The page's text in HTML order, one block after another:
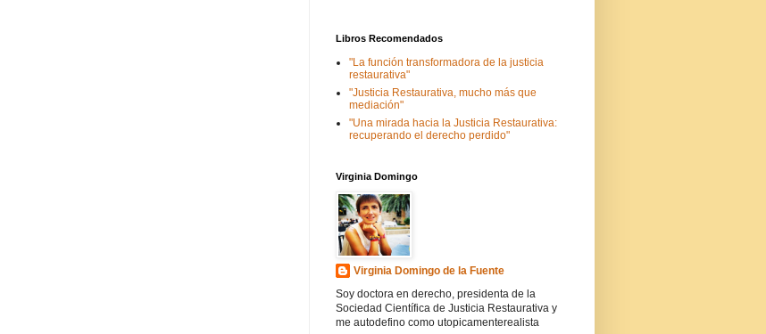
Libros Recomendados
"La función transformadora de la justicia
restaurativa"
"Justicia Restaurativa, mucho más que
mediación"
"Una mirada hacia la Justicia Restaurativa:
recuperando el derecho perdido"
Virginia Domingo
Virginia Domingo de la Fuente
Soy doctora en derecho, presidenta de la
Sociedad Científica de Justicia Restaurativa y
me autodefino como utopicamenterealista